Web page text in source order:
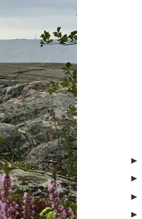
►
►
►
►